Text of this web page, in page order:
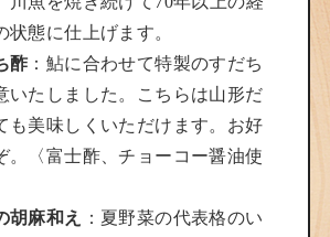
状態に仕上げます。
酢：鮎に合わせて特製のすだち
いたしました。こちらは山形だ
も美味しくいただけます。お好
。〈富士酢、チョーコー醤油使
胡麻和え
：夏野菜の代表格のい